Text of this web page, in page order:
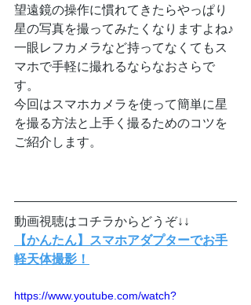
望遠鏡の操作に慣れてきたらやっぱり
星の写真を撮ってみたくなりますよね♪
一眼レフカメラなど持ってなくてもス
マホで手軽に撮れるならなおさらで
す。
今回はスマホカメラを使って簡単に星
を撮る方法と上手く撮るためのコツを
ご紹介します。
動画視聴はコチラからどうぞ↓↓
【かんたん】スマホアダプターでお手
軽天体撮影！
https://www.youtube.com/watch?